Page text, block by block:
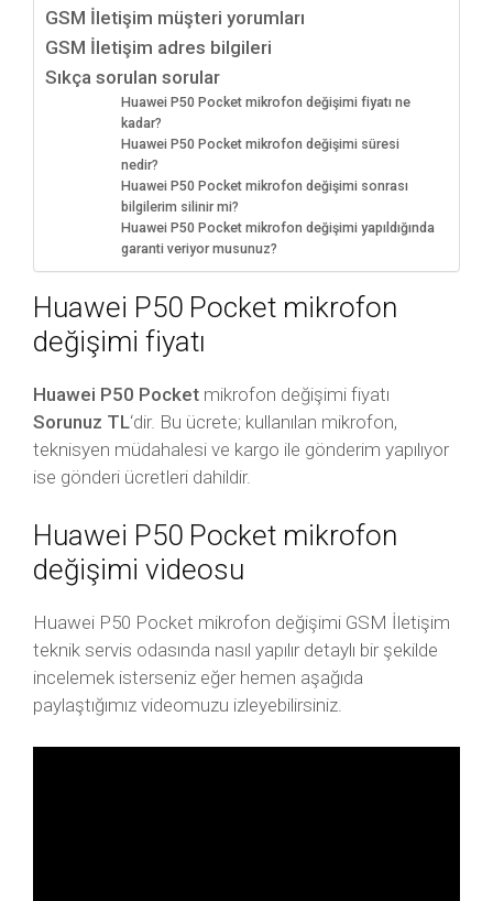
GSM İletişim müşteri yorumları
GSM İletişim adres bilgileri
Sıkça sorulan sorular
Huawei P50 Pocket mikrofon değişimi fiyatı ne
kadar?
Huawei P50 Pocket mikrofon değişimi süresi
nedir?
Huawei P50 Pocket mikrofon değişimi sonrası
bilgilerim silinir mi?
Huawei P50 Pocket mikrofon değişimi yapıldığında
garanti veriyor musunuz?
Huawei P50 Pocket mikrofon
değişimi fiyatı
Huawei P50 Pocket mikrofon değişimi fiyatı
Sorunuz TL‘dir. Bu ücrete; kullanılan mikrofon,
teknisyen müdahalesi ve kargo ile gönderim yapılıyor
ise gönderi ücretleri dahildir.
Huawei P50 Pocket mikrofon
değişimi videosu
Huawei P50 Pocket mikrofon değişimi GSM İletişim
teknik servis odasında nasıl yapılır detaylı bir şekilde
incelemek isterseniz eğer hemen aşağıda
paylaştığımız videomuzu izleyebilirsiniz.